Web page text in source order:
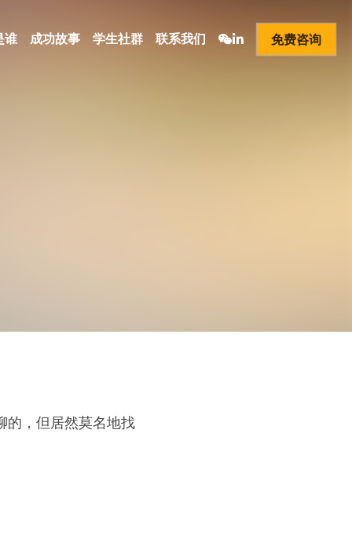
谁 成功故事 学生社群 联系我们 免费咨询
的，但居然莫名地找